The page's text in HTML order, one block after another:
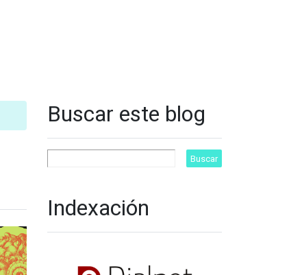
Buscar este blog
Indexación